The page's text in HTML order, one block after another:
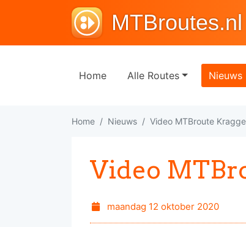
MTBroutes.nl
Home Alle Routes Nieuws
Home Nieuws Video MTBroute
Video
maandag 12 oktober 2020